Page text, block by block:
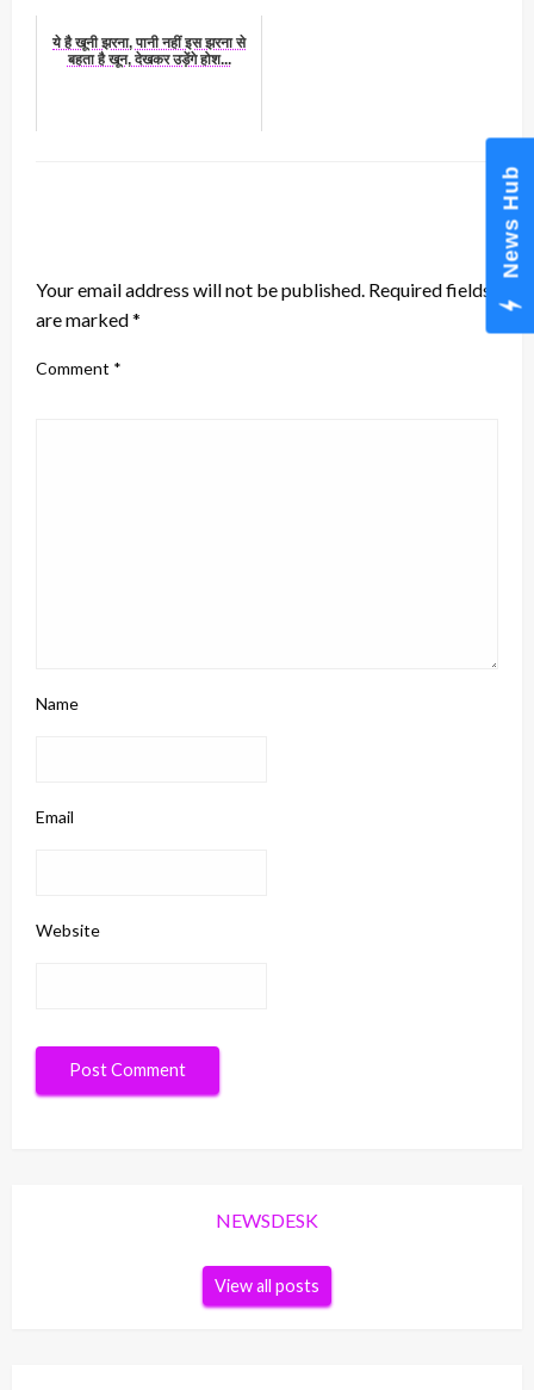
ये है खूनी झरना, पानी नहीं इस झरना से
बहता है खून, देखकर उड़ेंगे होश...
Your email address will not be published. Required fields
are marked*
Comment *
Name
Email
Website
NEWSDESK
View all posts
News Hub